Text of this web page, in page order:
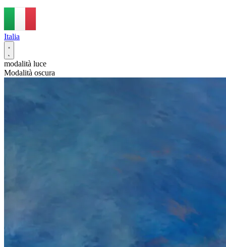
Italia
modalità luce
Modalità oscura